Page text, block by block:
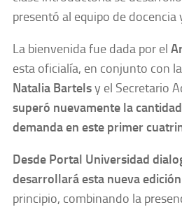
presentó al equipo de
La bienvenida fue dada por el
esta oficialía, en conjunto con
Natalia Bartelsy el Secretario
superó nuevamente la
demanda en este primer
Desde Portal Universidad
desarrollará esta nueva
principio, combinando la